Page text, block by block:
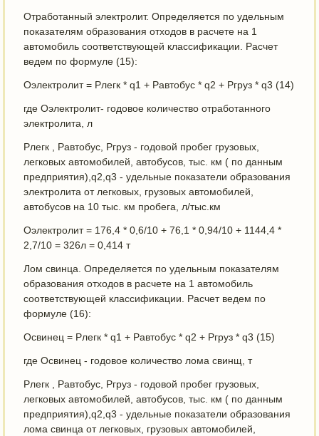
Отработанный электролит. Определяется по удельным
показателям образования отходов в расчете на 1
автомобиль соответствующей классификации. Расчет
ведем по формуле (15):
Оэлектролит = Рлегк * q1 + Равтобус * q2 + Ргруз * q3 (14)
где Оэлектролит- годовое количество отработанного
электролита, л
Рлегк , Равтобус, Ргруз - годовой пробег грузовых,
легковых автомобилей, автобусов, тыс. км ( по данным
предприятия),q2,q3 - удельные показатели образования
электролита от легковых, грузовых автомобилей,
автобусов на 10 тыс. км пробега, л/тыс.км
Оэлектролит = 176,4 * 0,6/10 + 76,1 * 0,94/10 + 1144,4 *
2,7/10 = 326л = 0,414 т
Лом свинца. Определяется по удельным показателям
образования отходов в расчете на 1 автомобиль
соответствующей классификации. Расчет ведем по
формуле (16):
Освинец = Рлегк * q1 + Равтобус * q2 + Ргруз * q3 (15)
где Освинец - годовое количество лома свинщ, т
Рлегк , Равтобус, Ргруз - годовой пробег грузовых,
легковых автомобилей, автобусов, тыс. км ( по данным
предприятия),q2,q3 - удельные показатели образования
лома свинца от легковых, грузовых автомобилей,